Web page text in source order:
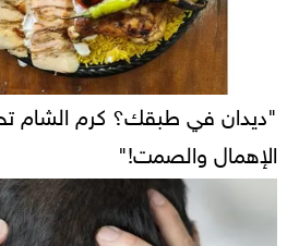
"ديدان في طبقك؟ كرم الشام
الإهمال والصمت!"